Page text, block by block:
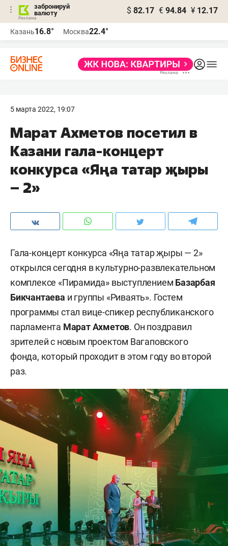
забронируй
валюту
$ 82.17 € 94.84 ¥ 12.17
Казань16.8° Москва22.4°
5 марта 2022, 19:07
Марат Ахметов посетил в
Казани гала-концерт
конкурса «Яңа татар җыры
– 2»
Гала-концерт конкурса «Яңа татар җыры — 2»
открылся сегодня в культурно-развлекательном
комплексе «Пирамида» выступлением Базарбая
Бикчантаева и группы «Риваять». Гостем
программы стал вице-спикер республиканского
парламента Марат Ахметов. Он поздравил
зрителей с новым проектом Вагаповского
фонда, который проходит в этом году во второй
раз.